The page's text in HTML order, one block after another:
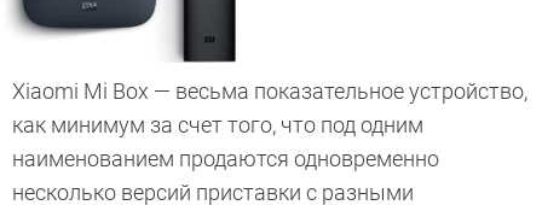
Xiaomi Mi Box — весьма показательное устройство,
как минимум за счет того, что под одним
наименованием продаются одновременно
несколько версий приставки с разными